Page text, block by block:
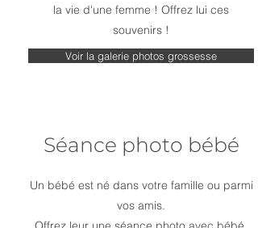
la vie d'une femme ! Offrez lui ces
souvenirs !
Voir la galerie photos grossesse
Séance photo bébé
Un bébé est né dans votre famille ou parmi
vos amis.